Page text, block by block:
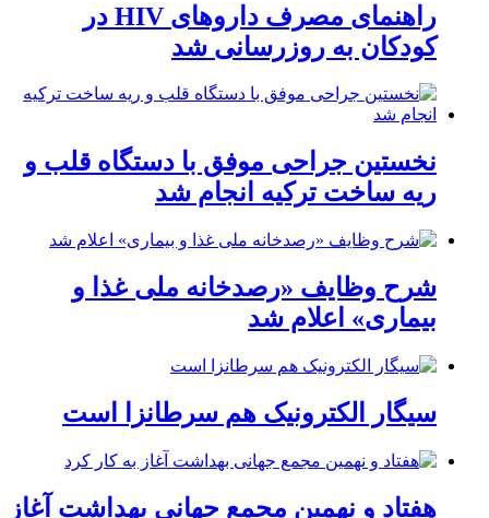
راهنمای مصرف داروهای HIV در
کودکان به روزرسانی شد
نخستین جراحی موفق با دستگاه قلب و
ریه ساخت ترکیه انجام شد
شرح وظایف «رصدخانه ملی غذا و
بیماری» اعلام شد
سیگار الکترونیک هم سرطانزا است
هفتاد و نهمین مجمع جهانی بهداشت آغاز